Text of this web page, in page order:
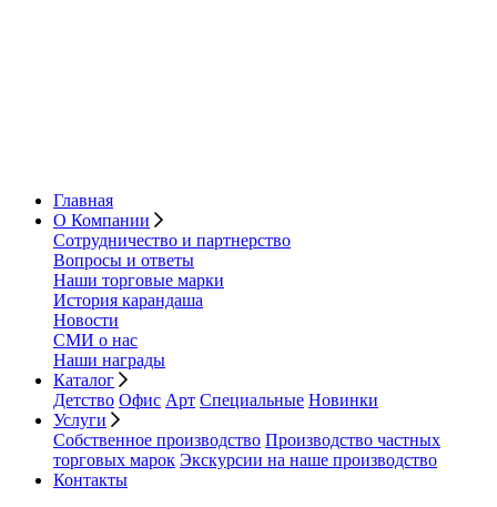
Главная
О Компании
Сотрудничество и партнерство
Вопросы и ответы
Наши торговые марки
История карандаша
Новости
СМИ о нас
Наши награды
Каталог
Детство Офис Арт Специальные Новинки
Услуги
Собственное производство Производство частных
торговых марок Экскурсии на наше производство
Контакты